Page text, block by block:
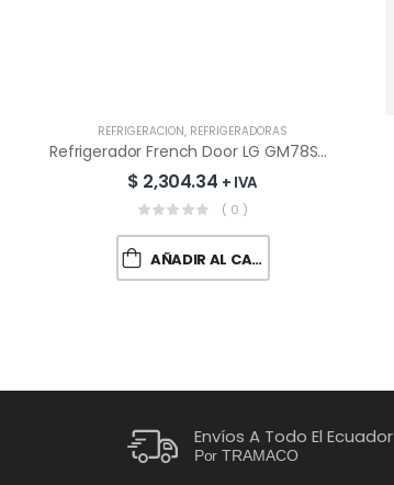
REFRIGERACIÓN, REFRIGERADORAS
Refrigerador French Door LG GM78SXT Insta View | 793 L
$ 2,304.34 + IVA
( 0 )
AÑADIR AL CARRITO
Envíos A Todo El Ecuador
Por TRAMACO